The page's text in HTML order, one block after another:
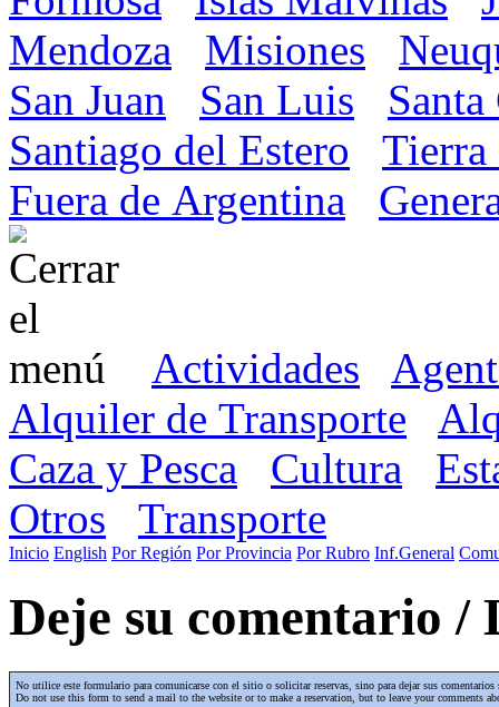
Mendoza
Misiones
San Juan
San Luis
Santiago del Estero
Tierra
Fuera de Argentina
Actividades
Alquiler de Transporte
Caza y Pesca
Cultura
Otros
Transporte
Inicio English Por Región Por Provincia Por Rubro Inf.General
Deje su comentario /
No utilice este formulario para comunicarse con el sitio o solicitar reservas, sino para dejar sus
Do not use this form to send a mail to the website or to make a reservation, but to leave your comments